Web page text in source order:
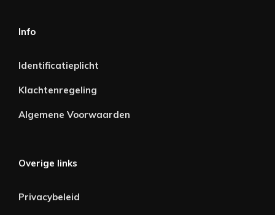
Info
Identificatieplicht
Klachtenregeling
Algemene Voorwaarden
Overige links
Privacybeleid